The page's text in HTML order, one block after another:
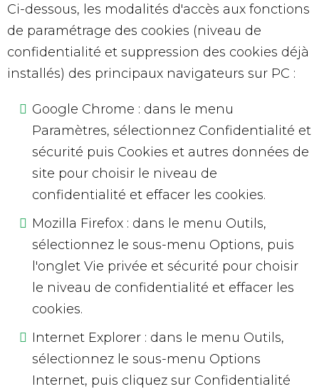
Ci-dessous, les modalités d'accès aux fonctions
de paramétrage des cookies (niveau de
confidentialité et suppression des cookies déjà
installés) des principaux navigateurs sur PC :
Google Chrome : dans le menu
Paramètres, sélectionnez Confidentialité et
sécurité puis Cookies et autres données de
site pour choisir le niveau de
confidentialité et effacer les cookies.
Mozilla Firefox : dans le menu Outils,
sélectionnez le sous-menu Options, puis
l'onglet Vie privée et sécurité pour choisir
le niveau de confidentialité et effacer les
cookies.
Internet Explorer : dans le menu Outils,
sélectionnez le sous-menu Options
Internet, puis cliquez sur Confidentialité